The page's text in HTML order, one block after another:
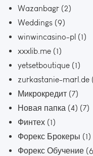
Wazanbagr (2)
Weddings (9)
winwincasino-pl (1)
xxxlib.me (1)
yetsetboutique (1)
zurkastanie-marl.de
Микрокредит (7)
Новая папка (4) (7)
Финтех (1)
Форекс Брокеры (1)
Форекс Обучение